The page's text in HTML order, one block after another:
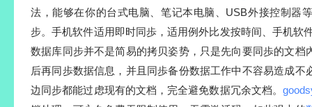
法，能够在你的台式电脑、笔记本电脑、USB外接控制器
步。手机软件适用即时同歩，适用例外比发按時间、手机软
数据库同步并不是简易的拷贝姿势，只是先向要同歩的文档
后再同歩数据信息，并且同歩备份数据工作中不容易造成不
边同步都能过虑现有的文档，完全避免数据冗余文档。